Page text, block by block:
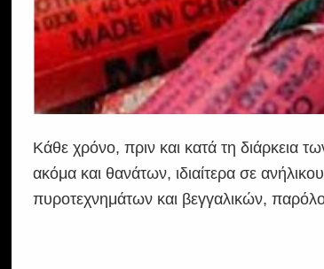
Κάθε χρόνο, πριν και κατά τη διάρκεια
ακόμα και θανάτων, ιδιαίτερα σε
πυροτεχνημάτων και βεγγαλικών,